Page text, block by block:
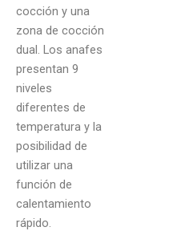
cocción y una
zona de cocción
dual. Los anafes
presentan 9
niveles
diferentes de
temperatura y la
posibilidad de
utilizar una
función de
calentamiento
rápido.